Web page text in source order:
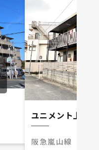
ユニメント上桂
阪急嵐山線 上